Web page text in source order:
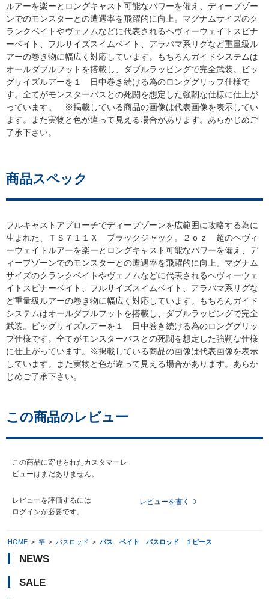
ルアーを楽ーとロングキャスト可能なパワーを備え、ディープゾー
ンでのモンスターとの遭遇率を飛躍的に向上。マグナムサイズのク
ランクベイトやヴェノムなどに代表されるヘヴィーウェイトスピナ
ーベイト、フルサイズスイムベイト、アラバマ系リグなど重量級ル
アーの巻き物に幅広く対応しています。もちろんガイドシステムは
オールダブルフットを搭載し、ダブルラッピングで完全武装。ビッ
グサイズルアーを１ 日中巻き続ける為のロンググリップ仕様で
す。全てがモンスターバスとの死闘を想定した強靭な仕様に仕上が
っています。 ※掲載している商品の画像は代表画像を表示してい
ます。また実物と色が違って見える場合があります。あらかじめご
了承下さい。
商品スペック
フルキャストアプローチでディープゾーンを広範囲に攻略する為に
生まれた、ＴＳ７１１Ｘ ブラックジャック。２ｏｚ 超のヘヴィ
ーウェイトルアーを楽ーとロングキャスト可能なパワーを備え、デ
ィープゾーンでのモンスターとの遭遇率を飛躍的に向上。マグナム
サイズのクランクベイトやヴェノムなどに代表されるヘヴィーウェ
イトスピナーベイト、フルサイズスイムベイト、アラバマ系リグな
ど重量級ルアーの巻き物に幅広く対応しています。もちろんガイド
システムはオールダブルフットを搭載し、ダブルラッピングで完全
武装。ビッグサイズルアーを１ 日中巻き続ける為のロンググリッ
プ仕様です。全てがモンスターバスとの死闘を想定した強靭な仕様
に仕上がっています。※掲載している商品の画像は代表画像を表示
しています。また実物と色が違って見える場合があります。あらか
じめご了承下さい。
この商品のレビュー
この商品に寄せられたカスタマーレ
ビューはまだありません。
レビューを評価するには
ログインが必要です。
レビューを書く
HOME > 竿 > バスロッド > バス ベイト バスロッド １ピース
NEWS
SALE